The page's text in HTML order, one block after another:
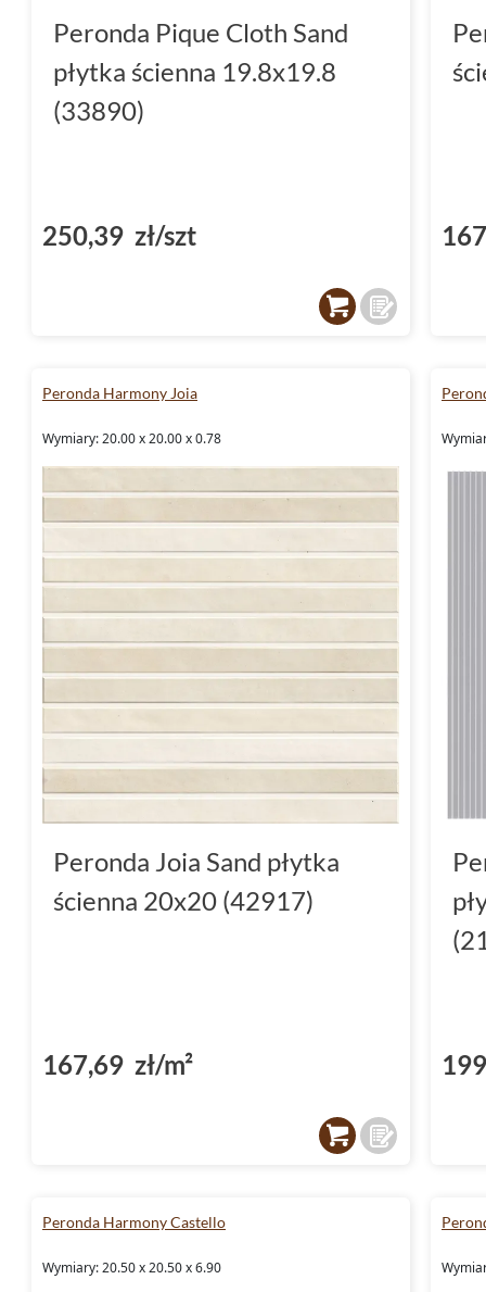
Peronda Pique Cloth Sand
płytka ścienna 19.8x19.8
(33890)
250,39 zł/szt
Peronda Harmony Joia
Wymiary: 20.00 x 20.00 x 0.78
Peronda Joia Sand płytka
ścienna 20x20 (42917)
167,69 zł/m²
Peronda Harmony Castello
Wymiary: 20.50 x 20.50 x 6.90